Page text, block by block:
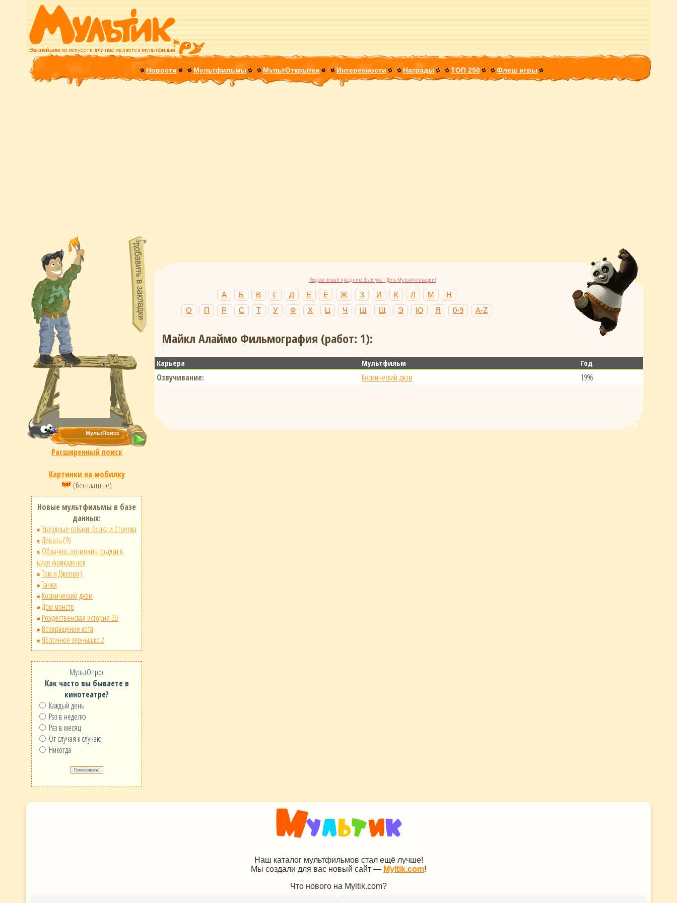
Новости Мультфильмы МультОткрытки Интересности Награды ТОП 250 Флеш игры
Расширенный поиск
Картинки на мобилку
(бесплатные)
Новые мультфильмы в базе
данных:
Звёздные собаки: Белка и Стрелка
Девять (9)
Облачно, возможны осадки в
виде фрикаделек
Том и Джерри)
Тачки
Космический джэм
Дом монстр
Рождественская история 3D
Возвращение кота
Яблочное зернышко 2
МультОпрос
Как часто вы бываете в
кинотеатре?
Каждый день
Раз в неделю
Раз в месяц
От случая к случаю
Никогда
Введем новый праздник! 30 августа - День Мультипликации!
А Б В Г Д Е Ё Ж З И К Л М
Н
О
П Р С Т У Ф Х Ц Ч Ш Щ Э Ю Я 0-9 A-Z
Майкл Алаймо Фильмография (работ: 1):
Карьера Мультфильм Год
Озвучивание: Космический джэм 1996
Наш каталог мультфильмов стал ещё лучше!
Мы создали для вас новый сайт — Myltik.com!
Что нового на Myltik.com?